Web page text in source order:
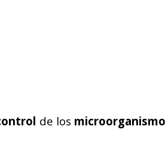
de los